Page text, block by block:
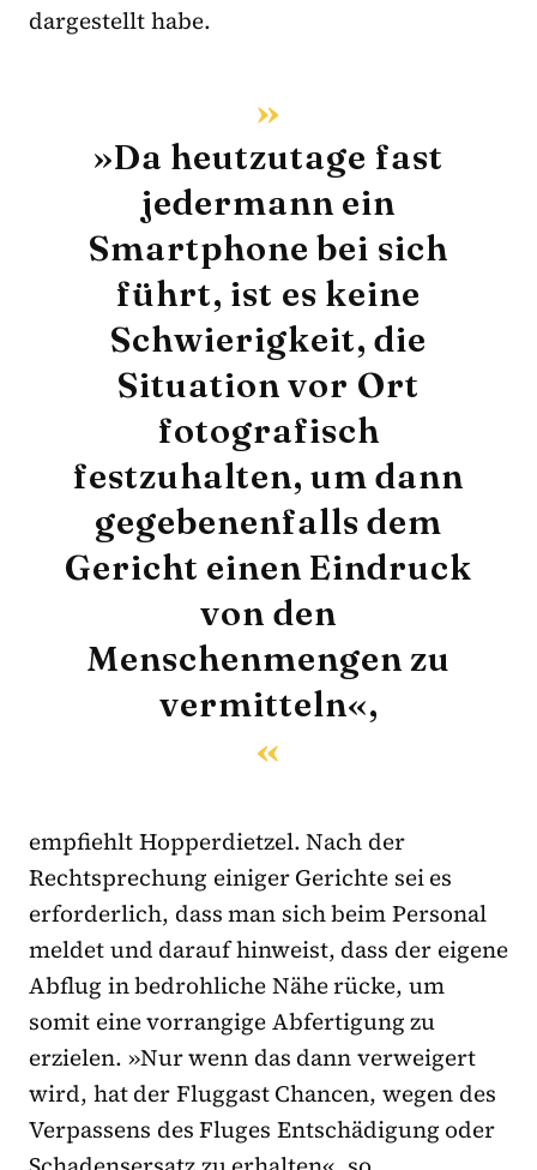
dargestellt habe.
»Da heutzutage fast
jedermann ein
Smartphone bei sich
führt, ist es keine
Schwierigkeit, die
Situation vor Ort
fotografisch
festzuhalten, um dann
gegebenenfalls dem
Gericht einen Eindruck
von den
Menschenmengen zu
vermitteln«,
empfiehlt Hopperdietzel. Nach der
Rechtsprechung einiger Gerichte sei es
erforderlich, dass man sich beim Personal
meldet und darauf hinweist, dass der eigene
Abflug in bedrohliche Nähe rücke, um
somit eine vorrangige Abfertigung zu
erzielen. »Nur wenn das dann verweigert
wird, hat der Fluggast Chancen, wegen des
Verpassens des Fluges Entschädigung oder